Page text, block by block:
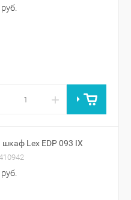
руб.
+
Lex EDP 093 IX
руб.